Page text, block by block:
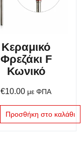
Κεραμικό
Φρεζάκι F
Κωνικό
€10.00 με ΦΠΑ
Προσθήκη στο καλάθι